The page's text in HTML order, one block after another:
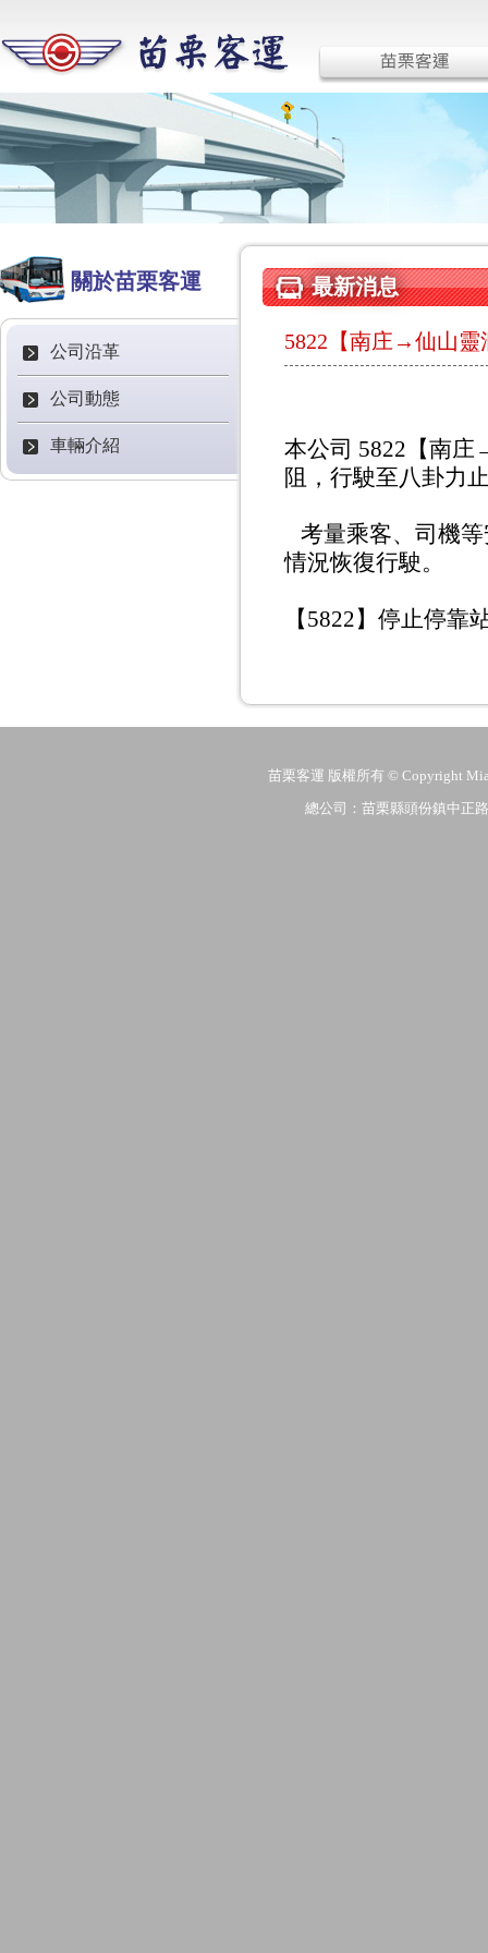
關於苗栗客運
公司沿革
公司動態
車輛介紹
最新消息
5822【南庄→仙山靈
本公司 5822【南
阻，行駛至八卦力
考量乘客、司機
情況恢復行駛。
【5822】停止停靠
苗栗客運 版權所有 © Copyright
總公司：苗栗縣頭份鎮中正